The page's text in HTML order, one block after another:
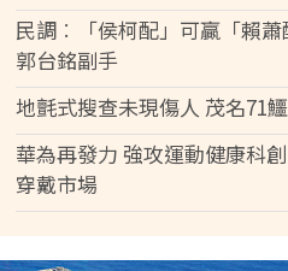
民調︰「侯柯配」可贏「賴
郭台銘副手
地氈式搜查未現傷人 茂名71
華為再發力 強攻運動健康科
穿戴市場